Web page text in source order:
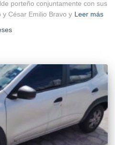
porteño conjuntamente con sus
César Emilio Bravo y Leer más